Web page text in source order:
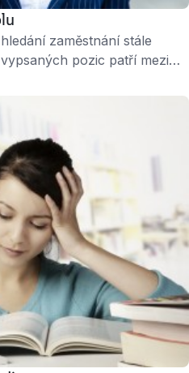
zaměstnání stále
pozic patří mezi
Zaměstnavatelé stále
fakulty i k praktické
při výběru vysoké školy
maturantů po prvním …